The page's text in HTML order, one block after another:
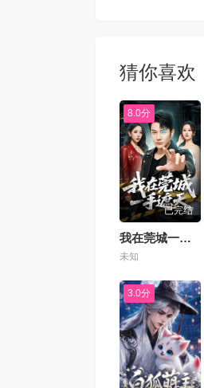
猜你喜欢
8.0分
已完结
我在莞城一手遮天
未知
3.0分